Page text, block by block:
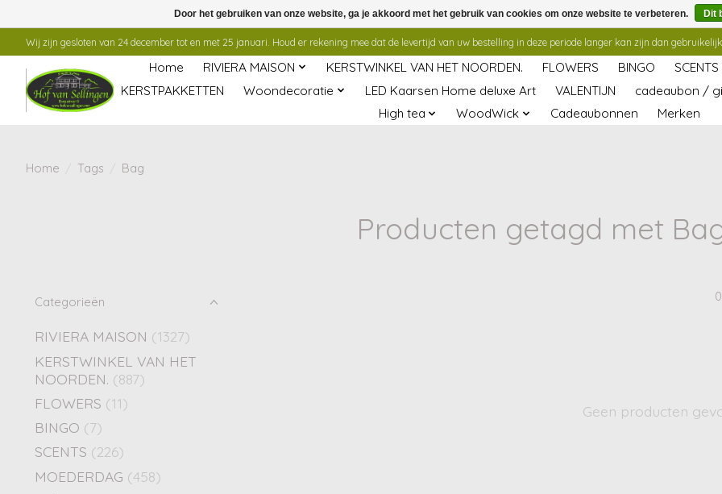
Wij zijn gesloten van 24 december tot en met 25 januari. Houd er rekening mee dat de levertijd van uw bestelling in deze periode langer kan zijn dan gebruikelijk.
Home RIVIERA MAISON KERSTWINKEL VAN HET NOORDEN. FLOWERS BINGO SCENTS
KERSTPAKKETTEN
Woondecoratie LED Kaarsen Home deluxe Art VALENTIJN cadeaubon /
High tea
WoodWick Cadeaubonnen Merken
Home Tags Bag
Producten getagd met
Categorieën
RIVIERA MAISON (1327)
KERSTWINKEL VAN HET
NOORDEN. (887)
FLOWERS (11)
BINGO (7)
SCENTS (226)
MOEDERDAG (458)
Geen producten
Door het gebruiken van onze website, ga je akkoord met het gebruik van cookies om onze website te verbeteren. Dit